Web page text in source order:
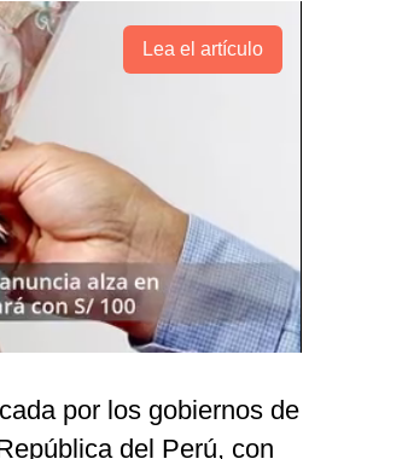
Lea el artículo
por los gobiernos de
del Perú, con